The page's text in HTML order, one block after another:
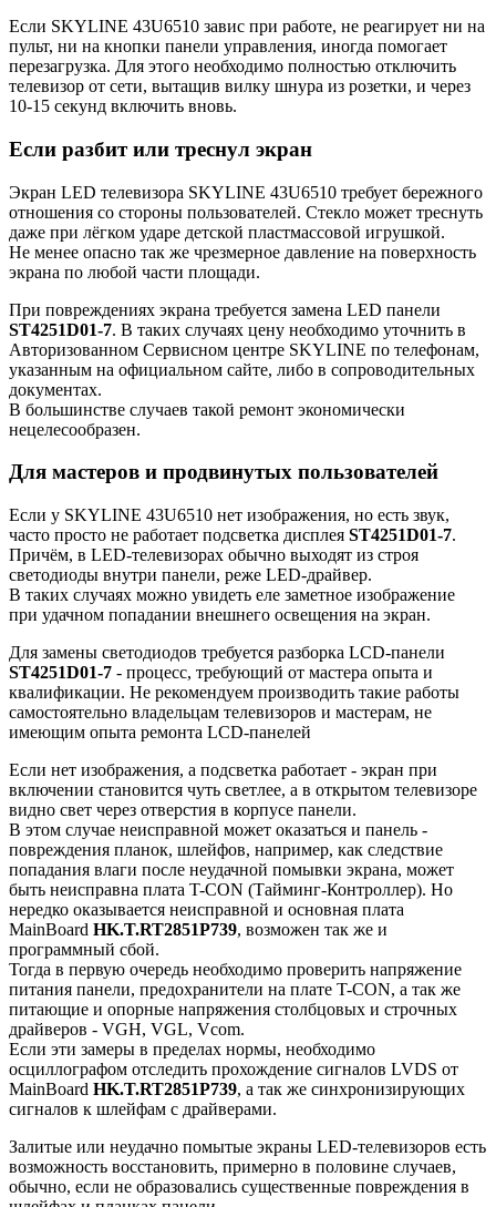
Если SKYLINE 43U6510 завис при работе, не реагирует ни на
пульт, ни на кнопки панели управления, иногда помогает
перезагрузка. Для этого необходимо полностью отключить
телевизор от сети, вытащив вилку шнура из розетки, и через
10-15 секунд включить вновь.
Если разбит или треснул экран
Экран LED телевизора SKYLINE 43U6510 требует бережного
отношения со стороны пользователей. Стекло может треснуть
даже при лёгком ударе детской пластмассовой игрушкой.
Не менее опасно так же чрезмерное давление на поверхность
экрана по любой части площади.
При повреждениях экрана требуется замена LED панели
ST4251D01-7. В таких случаях цену необходимо уточнить в
Авторизованном Сервисном центре SKYLINE по телефонам,
указанным на официальном сайте, либо в сопроводительных
документах.
В большинстве случаев такой ремонт экономически
нецелесообразен.
Для мастеров и продвинутых пользователей
Если у SKYLINE 43U6510 нет изображения, но есть звук,
часто просто не работает подсветка дисплея ST4251D01-7.
Причём, в LED-телевизорах обычно выходят из строя
светодиоды внутри панели, реже LED-драйвер.
В таких случаях можно увидеть еле заметное изображение
при удачном попадании внешнего освещения на экран.
Для замены светодиодов требуется разборка LCD-панели
ST4251D01-7 - процесс, требующий от мастера опыта и
квалификации. Не рекомендуем производить такие работы
самостоятельно владельцам телевизоров и мастерам, не
имеющим опыта ремонта LCD-панелей
Если нет изображения, а подсветка работает - экран при
включении становится чуть светлее, а в открытом телевизоре
видно свет через отверстия в корпусе панели.
В этом случае неисправной может оказаться и панель -
повреждения планок, шлейфов, например, как следствие
попадания влаги после неудачной помывки экрана, может
быть неисправна плата T-CON (Тайминг-Контроллер). Но
нередко оказывается неисправной и основная плата
MainBoard HK.T.RT2851P739, возможен так же и
программный сбой.
Тогда в первую очередь необходимо проверить напряжение
питания панели, предохранители на плате T-CON, а так же
питающие и опорные напряжения столбцовых и строчных
драйверов - VGH, VGL, Vcom.
Если эти замеры в пределах нормы, необходимо
осциллографом отследить прохождение сигналов LVDS от
MainBoard HK.T.RT2851P739, а так же синхронизирующих
сигналов к шлейфам с драйверами.
Залитые или неудачно помытые экраны LED-телевизоров есть
возможность восстановить, примерно в половине случаев,
обычно, если не образовались существенные повреждения в